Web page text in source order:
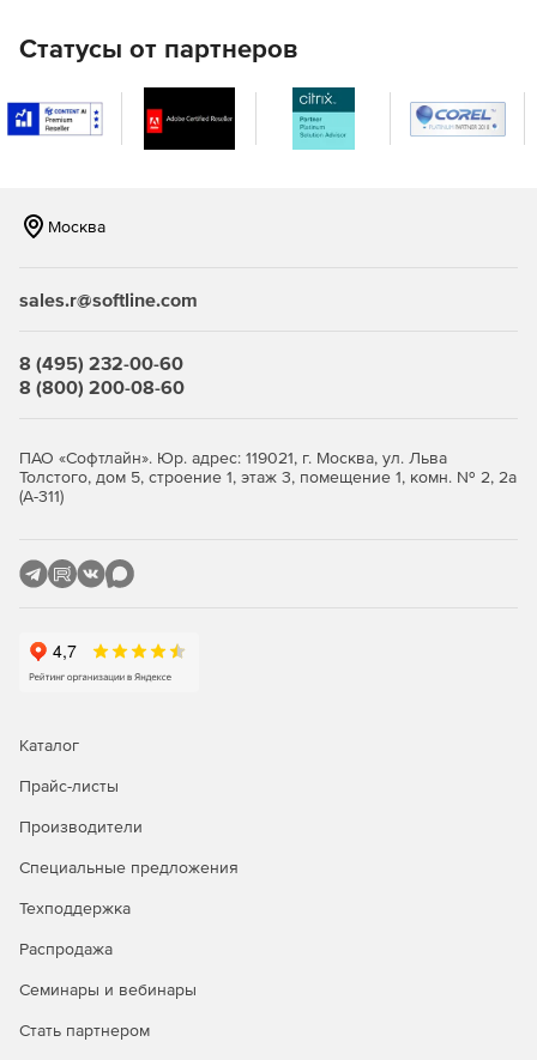
Статусы от партнеров
Москва
sales.r@softline.com
8 (495) 232-00-60
8 (800) 200-08-60
ПАО «Софтлайн». Юр. адрес: 119021, г. Москва, ул. Льва
Толстого, дом 5, строение 1, этаж 3, помещение 1, комн. № 2, 2а
(А-311)
Каталог
Прайс-листы
Производители
Специальные предложения
Техподдержка
Распродажа
Семинары и вебинары
Стать партнером